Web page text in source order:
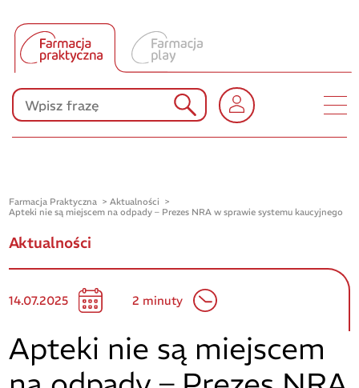
Produkty Polpharmy
KONKURSY
Farmacja Praktyczna
Aktualności
Apteki nie są miejscem na odpady – Prezes NRA w sprawie systemu kaucyjnego
Aktualności
14.07.2025 2 minuty
Apteki nie są miejscem